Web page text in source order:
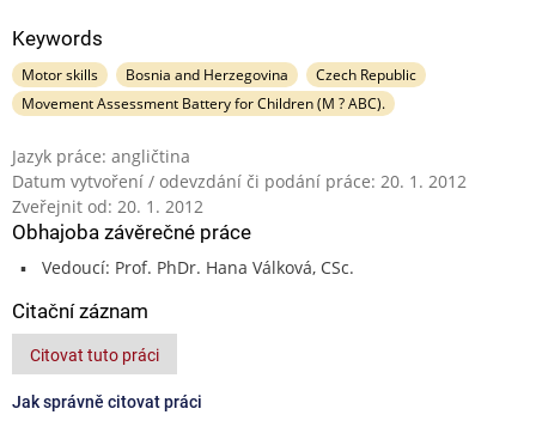
Keywords
Motor skills Bosnia and Herzegovina
Czech Republic
Movement Assessment Battery for Children (M ? ABC).
Jazyk práce: angličtina
Datum vytvoření / odevzdání či podání práce: 20. 1. 2012
Zveřejnit od: 20. 1. 2012
Obhajoba závěrečné práce
Vedoucí: Prof. PhDr. Hana Válková, CSc.
Citační záznam
Citovat tuto práci
Jak správně citovat práci